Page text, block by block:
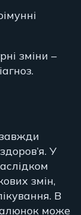
зміни –
У
змін,
В
може